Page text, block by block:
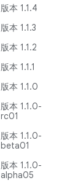
版本 1.1.4
版本 1.1.3
版本 1.1.2
版本 1.1.1
版本 1.1.0
版本 1.1.0-
rc01
版本 1.1.0-
beta01
版本 1.1.0-
alpha05